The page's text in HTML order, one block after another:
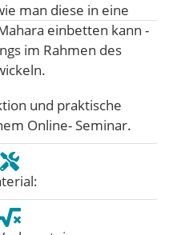
man diese in eine
einbetten kann -
im Rahmen des
und praktische
Online- Seminar.